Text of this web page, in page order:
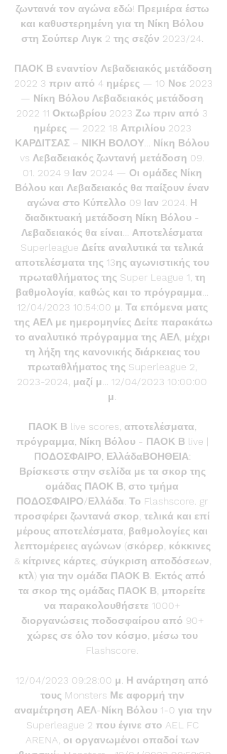
ζωντανά τον αγώνα εδώ! Πρεμιέρα έστω
και καθυστερημένη για τη Νίκη Βόλου
στη Σούπερ Λιγκ 2 της σεζόν 2023/24.
ΠΑΟΚ Β εναντίον Λεβαδειακός μετάδοση
2022 3 πριν από 4 ημέρες — 10 Νοε 2023
— Νίκη Βόλου Λεβαδειακός μετάδοση
2022 11 Οκτωβρίου 2023 Ζω πριν από 3
ημέρες — 2022 18 Απριλίου 2023
ΚΑΡΔΙΤΣΑΣ – ΝΙΚΗ ΒΟΛΟΥ... Νίκη Βόλου
vs Λεβαδειακός ζωντανή μετάδοση 09.
01. 2024 9 Ιαν 2024 — Οι ομάδες Νίκη
Βόλου και Λεβαδειακός θα παίξουν έναν
αγώνα στο Κύπελλο 09 Ιαν 2024. Η
διαδικτυακή μετάδοση Νίκη Βόλου -
Λεβαδειακός θα είναι... Αποτελέσματα
Superleague Δείτε αναλυτικά τα τελικά
αποτελέσματα της 13ης αγωνιστικής του
πρωταθλήματος της Super League 1, τη
βαθμολογία, καθώς και το πρόγραμμα...
12/04/2023 10:54:00 μ. Τα επόμενα ματς
της ΑΕΛ με ημερομηνίες Δείτε παρακάτω
το αναλυτικό πρόγραμμα της ΑΕΛ, μέχρι
τη λήξη της κανονικής διάρκειας του
πρωταθλήματος της Superleague 2,
2023-2024, μαζί μ... 12/04/2023 10:00:00
μ.
ΠΑΟΚ Β live scores, αποτελέσματα,
πρόγραμμα, Νίκη Βόλου - ΠΑΟΚ Β live |
ΠΟΔΟΣΦΑΙΡΟ, ΕλλάδαΒΟΗΘΕΙΑ:
Βρίσκεστε στην σελίδα με τα σκορ της
ομάδας ΠΑΟΚ Β, στο τμήμα
ΠΟΔΟΣΦΑΙΡΟ/Ελλάδα. Το Flashscore. gr
προσφέρει ζωντανά σκορ, τελικά και επί
μέρους αποτελέσματα, βαθμολογίες και
λεπτομέρειες αγώνων (σκόρερ, κόκκινες
& κίτρινες κάρτες, σύγκριση αποδόσεων,
κτλ) για την ομάδα ΠΑΟΚ Β. Εκτός από
τα σκορ της ομάδας ΠΑΟΚ Β, μπορείτε
να παρακολουθήσετε 1000+
διοργανώσεις ποδοσφαίρου από 90+
χώρες σε όλο τον κόσμο, μέσω του
Flashscore.
12/04/2023 09:28:00 μ. Η ανάρτηση από
τους Monsters Με αφορμή την
αναμέτρηση ΑΕΛ-Νίκη Βόλου 1-0 για την
Superleague 2 που έγινε στο AEL FC
ARENA, οι οργανωμένοι οπαδοί των